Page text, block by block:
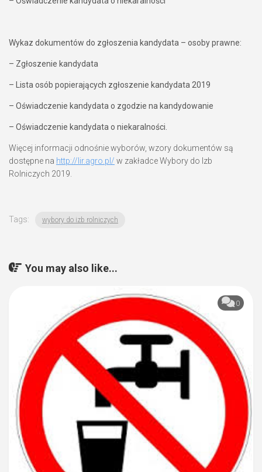
Wykaz dokumentów do zgłoszenia kandydata – osoby prawne:
– Zgłoszenie kandydata
– Lista osób popierających zgłoszenie kandydata 2019
– Oświadczenie kandydata o zgodzie na kandydowanie
– Oświadczenie kandydata o niekaralności.
Więcej informacji odnośnie wyborów, wzory dokumentów są
dostępne na http://lir.agro.pl/ w zakładce Wybory do Izb
Rolniczych 2019.
Tags: wybory do izb rolniczych
You may also like...
0